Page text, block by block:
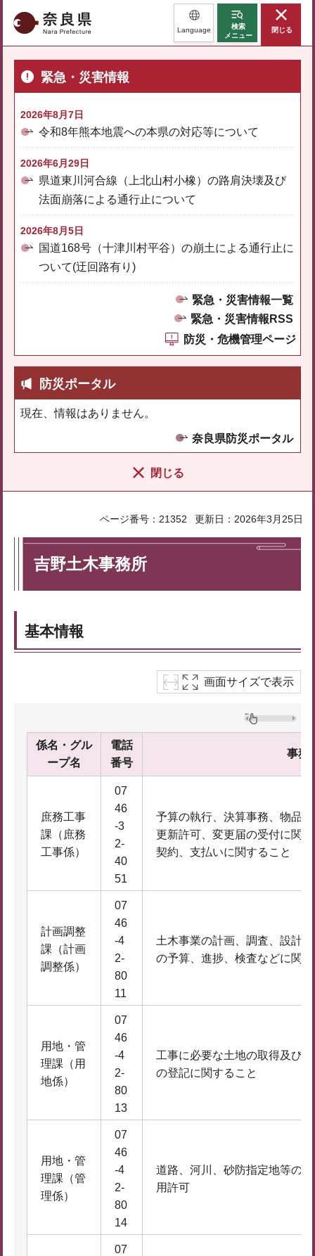
奈良県 Language
検索
メニュー
閉じる
緊急・災害情報
2026年8月7日
令和8年熊本地震への本県の対応等について
2026年6月29日
県道東川河合線（上北山村小橡）の路肩決壊及び
法面崩落による通行止について
2026年8月5日
国道168号（十津川村平谷）の崩土による通行止に
ついて(迂回路有り)
緊急・災害情報一覧
緊急・災害情報RSS
防災・危機管理ページ
防災ポータル
現在、情報はありません。
奈良県防災ポータル
閉じる
ページ番号：21352 更新日：2026年3月25日
吉野土木事務所
基本情報
画面サイズで表示
係名・グル
ープ名
電話
番号
事務
庶務工事
課（庶務
工事係）
07
46
-3
2-
40
51
予算の執行、決算事務、物品
更新許可、変更届の受付に関
契約、支払いに関すること
計画調整
課（計画
調整係）
07
46
-4
2-
80
11
土木事業の計画、調査、設計
の予算、進捗、検査などに関
用地・管
理課（用
地係）
07
46
-4
2-
80
13
工事に必要な土地の取得及び
の登記に関すること
用地・管
理課（管
理係）
07
46
-4
2-
80
14
道路、河川、砂防指定地等の
用許可
07